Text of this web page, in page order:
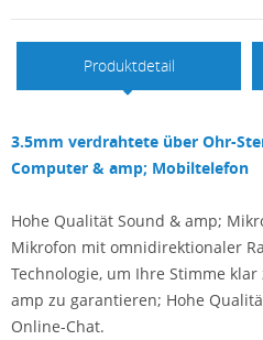
Produktdetail
3.5mm verdrahtete über Ohr-
Computer & amp; Mobiltelefon
Hohe Qualität Sound & amp;
Mikrofon mit omnidirektionaler
Technologie, um Ihre Stimme
amp zu garantieren; Hohe
Online-Chat.